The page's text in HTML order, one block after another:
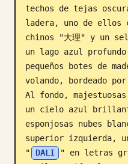
techos de tejas
ladera, uno de ellos
chinos "大理" y un
un lago azul
pequeños botes de
volando, bordeado
Al fondo,
un cielo azul
esponjosas nubes
superior izquierda,
"
DALI
" en letras